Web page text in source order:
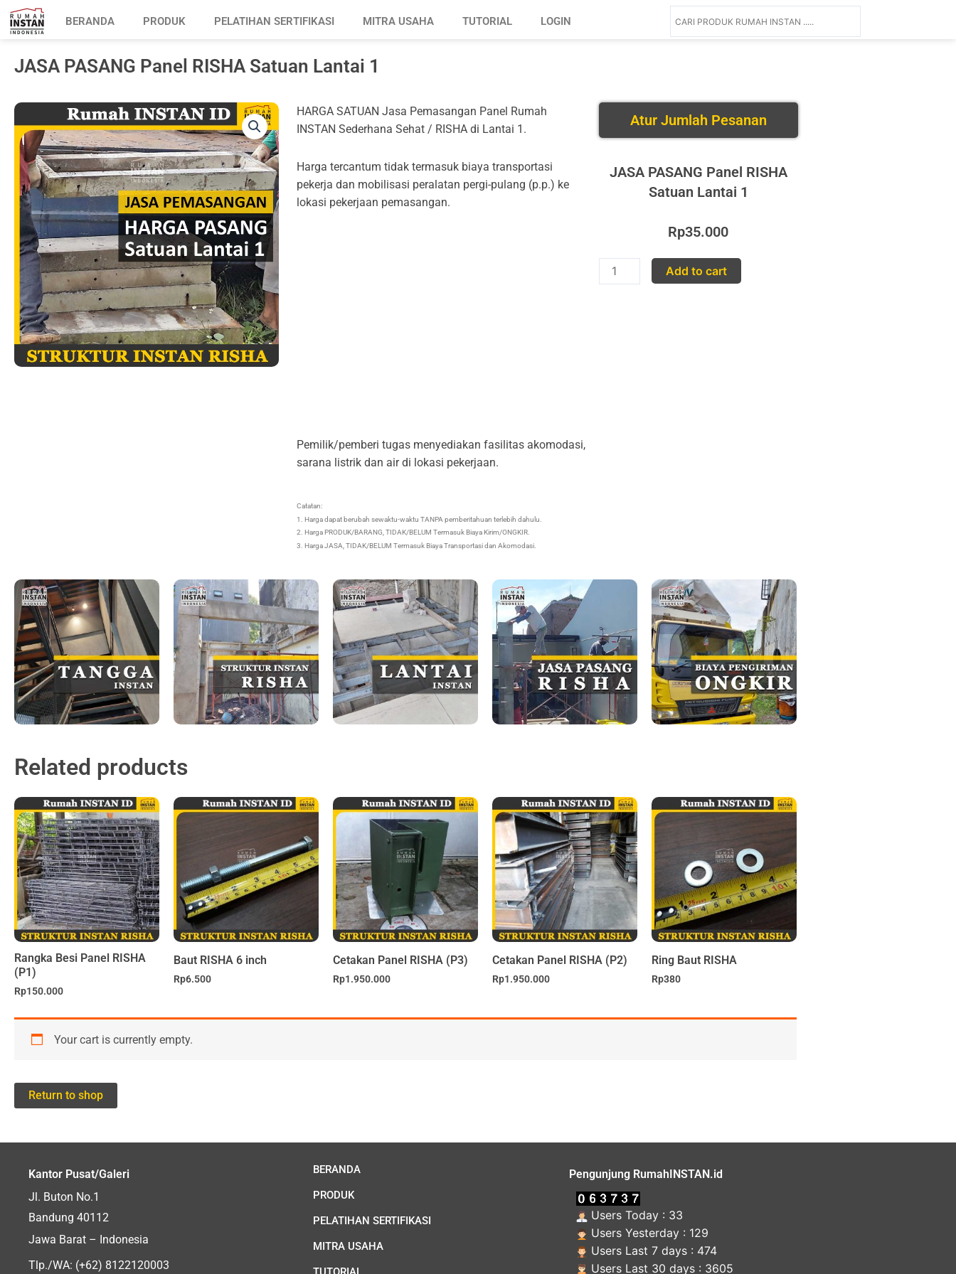
BERANDA PRODUK PELATIHAN SERTIFIKASI MITRA USAHA TUTORIAL LOGIN
JASA PASANG Panel RISHA Satuan Lantai 1
HARGA SATUAN Jasa Pemasangan Panel Rumah
INSTAN Sederhana Sehat / RISHA di Lantai 1.
Harga tercantum tidak termasuk biaya transportasi
pekerja dan mobilisasi peralatan pergi-pulang (p.p.) ke
lokasi pekerjaan pemasangan.
Pemilik/pemberi tugas menyediakan fasilitas akomodasi,
sarana listrik dan air di lokasi pekerjaan.
Catatan:
1. Harga dapat berubah sewaktu-waktu TANPA pemberitahuan terlebih dahulu.
2. Harga PRODUK/BARANG, TIDAK/BELUM Termasuk Biaya Kirim/ONGKIR.
3. Harga JASA, TIDAK/BELUM Termasuk Biaya Transportasi dan Akomodasi.
Atur Jumlah Pesanan
JASA PASANG Panel RISHA
Satuan Lantai 1
Rp35.000
Add to cart
Related products
Rangka Besi Panel RISHA
(P1)
Rp150.000
Baut RISHA 6 inch
Rp6.500
Cetakan Panel RISHA (P3)
Rp1.950.000
Cetakan Panel RISHA (P2)
Rp1.950.000
Ring Baut RISHA
Rp380
Your cart is currently empty.
Return to shop
Kantor Pusat/Galeri
Jl. Buton No.1
Bandung 40112
Jawa Barat – Indonesia
Tlp./WA: (+62) 8122120003
BERANDA
PRODUK
PELATIHAN SERTIFIKASI
MITRA USAHA
Pengunjung RumahINSTAN.id
Users Today : 33
Users Yesterday : 129
Users Last 7 days : 474
Users Last 30 days : 3605